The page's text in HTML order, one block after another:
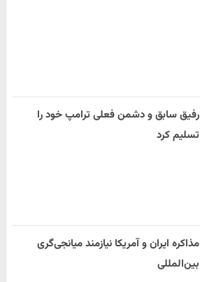
رفیق سابق و دشمن فعلی ترامپ خود را
تسلیم کرد
مذاکره ایران و آمریکا نیازمند میانجی‌گری
بین‌المللی